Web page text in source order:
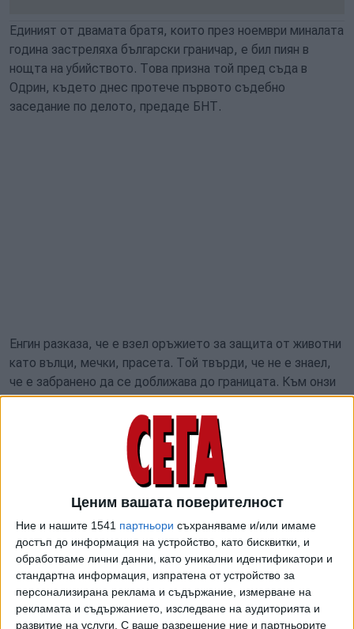
Ценим вашата поверителност
Ние и нашите 1541 партньори съхраняваме и/или имаме
достъп до информация на устройство, като бисквитки, и
обработваме лични данни, като уникални идентификатори и
стандартна информация, изпратена от устройство за
персонализирана реклама и съдържание, измерване на
рекламата и съдържанието, изследване на аудиторията и
развитие на услуги. С ваше разрешение ние и партньорите
Единият от двамата братя, които през ноември миналата
година застреляха български граничар, е бил пиян в
нощта на убийството. Това призна той пред съда в
Одрин, където днес протече първото съдебно
заседание по делото, предаде БНТ.
Енгин разказа, че е взел оръжието за защита от животни
като вълци, мечки, прасета. Той твърди, че не е знаел,
че е забранено да се доближава до границата. Към онзи
момент е бил безработен и търсел работа. По думите му
разстоянието между него и българския полицай е било
около 8 метра - видял е светлина и стрелял
случайно. Тези показания се разминават с
първоначалните, в които той твърдеше, че е стрелял
след като е чул звук от зареждане на пистолет. По
думите първите му показания са различни, защото се
страхувал.
На въпрос на съдия защо е стрелял 10 пъти Енгин заяви,
че не е видял в тъмното и не разбрал какво се е случило.
Енгин посочи, че брат му Мустафа нямал
оръжие. Защитникът на Енгин заяви, че той не е стрелял